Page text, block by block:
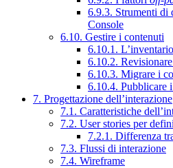
6.9.3. Strumenti di
Console
6.10. Gestire i contenuti
6.10.1.
6.10.2.
6.10.3. Migrare i
6.10.4. Pubblicare
7. Progettazione dell’interazione
7.1. Caratteristiche
7.2. User stories per
7.2.1. Differenza
7.3. Flussi di interazione
7.4. Wireframe